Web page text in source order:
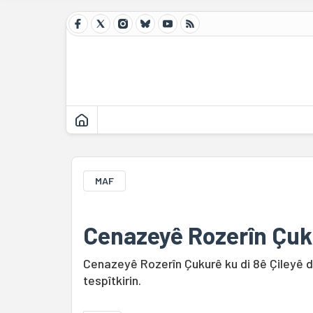
MAF
Cenazeyê Rozerîn
Cenazeyê Rozerîn Çukurê ku di 8ê
tespîtkirin.